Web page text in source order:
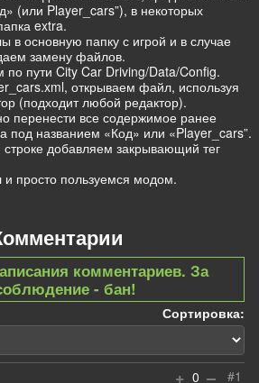
(или Player_cars”), в некоторых
extra.
в основную папку с игрой и в случае
замену файлов.
пути City Car Driving/Data/Config.
открываем файл, используя
(подходит любой редактор).
перенести все содержимое ранее
под названием «Код» или «Player_cars”.
добавляем закрывающий тег
просто пользуемся модом.
комментариев. За
- бан!
Сортировка:
#1
+ 0 –